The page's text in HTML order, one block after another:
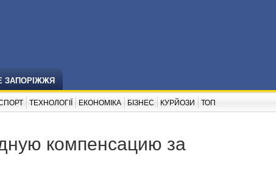
ЗАПОРІЖЖЯ
ТЕХНОЛОГІЇ ЕКОНОМІКА БІЗНЕС КУРЙОЗИ ТОП
компенсацию за